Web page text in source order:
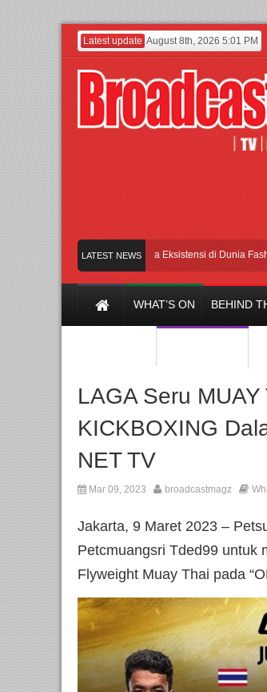
Latest update August 8th, 2026 5:01 PM
LATEST NEWS
Lenny Ivylen: 26 Tahun Jaga Eksistensi di Dunia Fashion
WHAT’S ON BEHIND
LAGA Seru
KICKBOXING
NET TV
Mar 09, 2023 broadcastmagz
Jakarta, 9 Maret 2023 –
Petcmuangsri Tded99 untuk
Flyweight Muay Thai pada